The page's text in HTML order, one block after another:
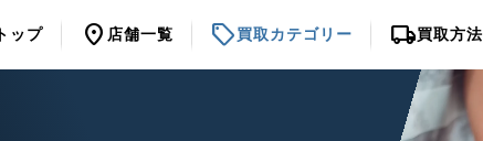
トップ location_on 店舗一覧 sell買取カテゴリー local_shipping買取方法